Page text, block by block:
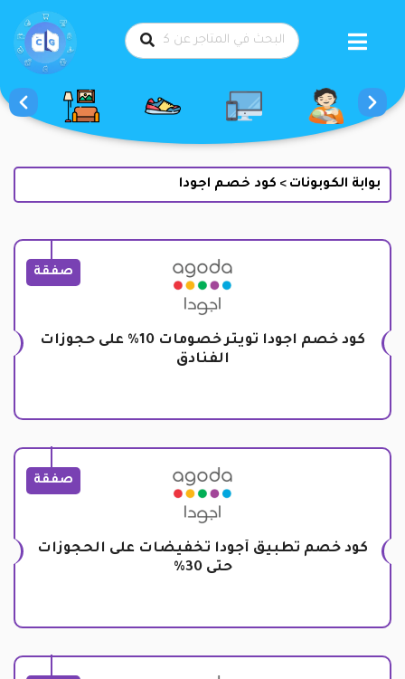
بوابة الكوبونات > كود خصم اجودا
صفقة
كود خصم اجودا تويتر خصومات 10% على حجوزات
الفنادق
صفقة
كود خصم تطبيق أجودا تخفيضات على الحجوزات
حتى 30%